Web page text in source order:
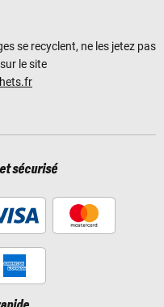
se recyclent, ne les jetez pas
le site
sécurisé